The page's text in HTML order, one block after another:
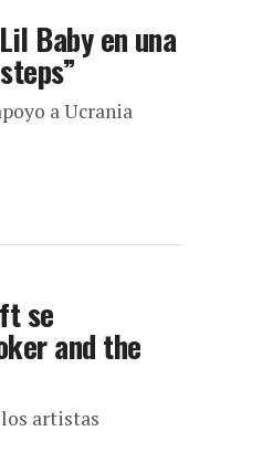
Baby en una
a Ucrania
se
and the
artistas